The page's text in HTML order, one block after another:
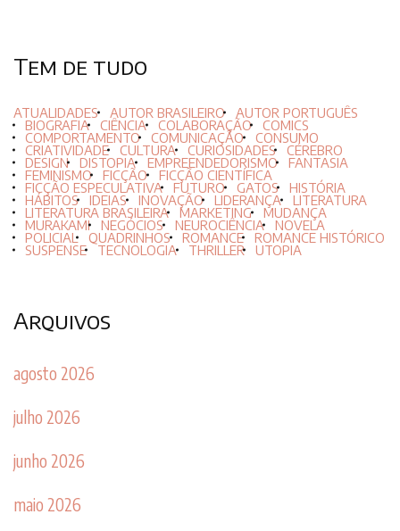
Tem de tudo
ATUALIDADES AUTOR BRASILEIRO AUTOR PORTUGUÊS
BIOGRAFIA CIÊNCIA COLABORAÇÃO COMICS
COMPORTAMENTO COMUNICAÇÃO CONSUMO
CRIATIVIDADE CULTURA CURIOSIDADES CÉREBRO
DESIGN DISTOPIA EMPREENDEDORISMO FANTASIA
FEMINISMO FICÇÃO FICÇÃO CIENTÍFICA
FICÇÃO ESPECULATIVA FUTURO GATOS HISTÓRIA
HÁBITOS IDEIAS INOVAÇÃO LIDERANÇA LITERATURA
LITERATURA BRASILEIRA MARKETING MUDANÇA
MURAKAMI NEGÓCIOS NEUROCIÊNCIA NOVELA
POLICIAL QUADRINHOS ROMANCE ROMANCE HISTÓRICO
SUSPENSE TECNOLOGIA THRILLER UTOPIA
Arquivos
agosto 2026
julho 2026
junho 2026
maio 2026